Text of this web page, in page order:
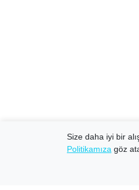
Size daha iyi bir
Politikamıza göz